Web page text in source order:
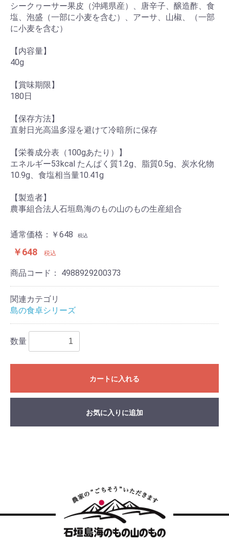
シークヮーサー果皮（沖縄県産）、唐辛子、醸造酢、食
塩、泡盛（一部に小麦を含む）、アーサ、山椒、（一部
に小麦を含む）
【内容量】
40g
【賞味期限】
180日
【保存方法】
直射日光高温多湿を避けて冷暗所に保存
【栄養成分表（100gあたり）】
エネルギー53kcal たんぱく質1.2g、脂質0.5g、炭水化物
10.9g、食塩相当量10.41g
【製造者】
農事組合法人石垣島海のもの山のもの生産組合
通常価格：￥648 税込
￥648 税込
商品コード： 4988929200373
関連カテゴリ
島の食卓シリーズ
数量
カートに入れる
お気に入りに追加